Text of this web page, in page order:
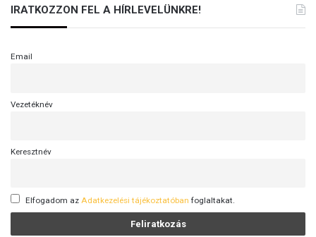
IRATKOZZON FEL A HÍRLEVELÜNKRE!
Email
Vezetéknév
Keresztnév
Elfogadom az Adatkezelési tájékoztatóban foglaltakat.